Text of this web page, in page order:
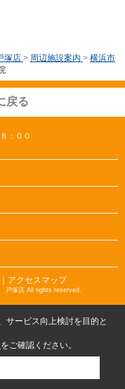
塚店 > 周辺施設案内 > 横浜市
戻る
：００
｜アクセスマップ
塚店 All rights reserved.
サービス向上検討を目的と
をご確認ください。